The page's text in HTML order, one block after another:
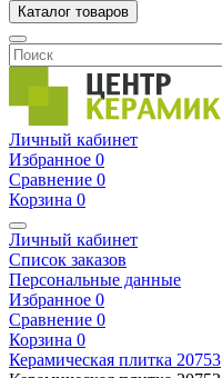
Каталог товаров
Личный кабинет
Избранное 0
Сравнение 0
Корзина 0
Личный кабинет
Список заказов
Персональные данные
Избранное 0
Сравнение 0
Корзина 0
Керамическая плитка 20753